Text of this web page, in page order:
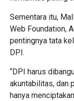
Sementara itu,
Web Foundation,
pentingnya tata
DPI.
“DPI harus
akuntabilitas, dan
hanya